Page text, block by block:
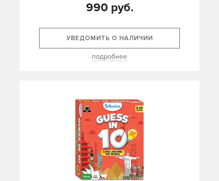
990 руб.
УВЕДОМИТЬ О НАЛИЧИИ
подробнее